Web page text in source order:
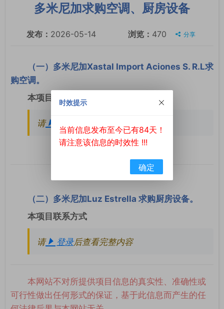
多米尼加求购空调、厨房设备
发布： 2026-05-14 浏览： 470 分享
（一）多米尼加Xastal Import Aciones S. R.L求
购空调。
本项目联系方式
请
（二）多米尼加Luz Estrella 求购厨房设备。
本项目联系方式
请 登录后查看完整内容
本网站不对所提供项目信息的真实性、准确性或
可行性做出任何形式的保证，基于此信息而产生的任
时效提示
当前信息发布至今已有84天！
请注意该信息的时效性 !!!
确定